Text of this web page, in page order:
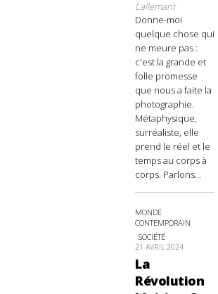
Lallemant
Donne-moi
quelque chose qui
ne meure pas :
c'est la grande et
folle promesse
que nous a faite la
photographie.
Métaphysique,
surréaliste, elle
prend le réel et le
temps au corps à
corps. Parlons...
MONDE
CONTEMPORAIN
SOCIÉTÉ
21 AVRIL 2024
La
Révolution